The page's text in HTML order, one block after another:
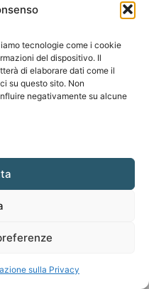
tecnologie come i cookie
del dispositivo. Il
di elaborare dati come il
su questo sito. Non
negativamente su alcune
sulla Privacy